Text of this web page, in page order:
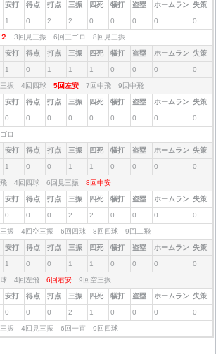
安打 得点 打点 三振 四死 犠打 盗塁 ホームラン 失策
1 0 2 2 0 0 0 0 0
２ 3回見三振 6回三ゴロ 8回見三振
安打 得点 打点 三振 四死 犠打 盗塁 ホームラン 失策
1 0 1 1 1 0 0 0 0
三振 4回四球 5回左安 7回中飛 9回中飛
安打 得点 打点 三振 四死 犠打 盗塁 ホームラン 失策
0 0 0 0 0 0 0 0 0
ゴロ
安打 得点 打点 三振 四死 犠打 盗塁 ホームラン 失策
1 0 0 1 1 0 0 0 0
飛 4回四球 6回見三振 8回中安
安打 得点 打点 三振 四死 犠打 盗塁 ホームラン 失策
0 0 0 2 2 0 0 0 0
三振 4回空三振 6回四球 8回四球 9回二飛
安打 得点 打点 三振 四死 犠打 盗塁 ホームラン 失策
1 0 0 1 1 0 0 0 0
球 4回左飛 6回右安 9回空三振
安打 得点 打点 三振 四死 犠打 盗塁 ホームラン 失策
0 0 0 2 1 0 0 0 0
三振 4回見三振 6回一直 9回四球